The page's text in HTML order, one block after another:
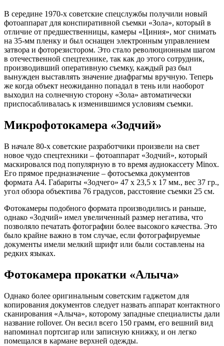
В середине 1970-х советские спецслужбы получили новый
фотоаппарат для конспиративной съемки «Зола», который в
отличие от предшественницы, камеры «Циния», мог снимать
на 35-мм пленку и был оснащен электронным управлением
затвора и фоторезистором. Это стало революционным шагом
в отечественной спецтехнике, так как до этого сотрудник,
производивший оперативную съемку, каждый раз был
вынужден выставлять значение диафрагмы вручную. Теперь
же когда объект неожиданно попадал в тень или наоборот
выходил на солнечную сторону «Зола» автоматически
приспосабливалась к изменившимся условиям съемки.
Микрофотокамера «Зодчий»
В начале 80-х советские разработчики произвели на свет
новое чудо спецтехники – фотоаппарат «Зодчий», который
маскировался под популярную в то время аудиокассету Minox.
Его прямое предназначение – фотосъемка документов
формата А4. Габариты «Зодчего» 47 х 23,5 х 17 мм., вес 37 гр.,
угол обзора объектива 76 градусов, расстояние съемки 25 см.
Фотокамеры подобного формата производились и раньше,
однако «Зодчий» имел увеличенный размер негатива, что
позволяло печатать фотографии более высокого качества. Это
было крайне важно в том случае, если фотографируемые
документы имели мелкий шрифт или были составлены на
редких языках.
Фотокамера прокатки «Алыча»
Однако более оригинальным советским гаджетом для
копирования документов следует назвать аппарат контактного
сканирования «Алыча», которому западные специалисты дали
название rollover. Он весил всего 150 грамм, его вешний вид
напоминал портсигар или записную книжку, и он легко
помещался в кармане верхней одежды.